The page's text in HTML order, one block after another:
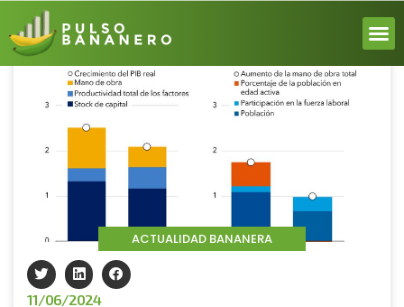
Volver
ACTUALIDAD BANANERA
11/06/2024